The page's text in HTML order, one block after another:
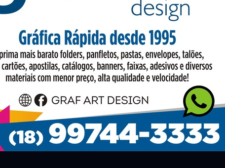
em conta
Facebook